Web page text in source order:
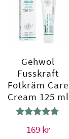
Gehwol
Fusskraft
Fotkräm Care
Cream 125 ml
5.00
169 kr